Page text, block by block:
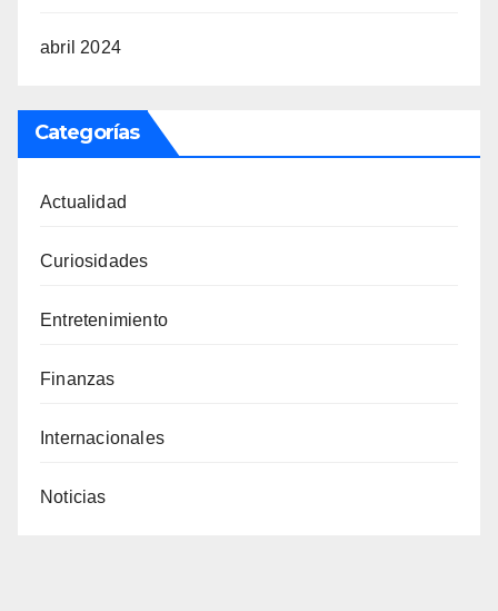
abril 2024
Categorías
Actualidad
Curiosidades
Entretenimiento
Finanzas
Internacionales
Noticias